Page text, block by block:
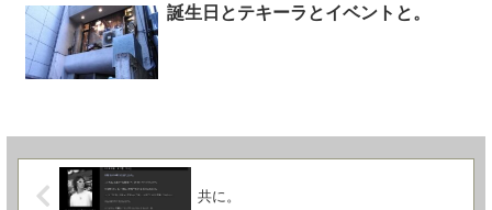
誕生日とテキーラとイベントと。
共に。